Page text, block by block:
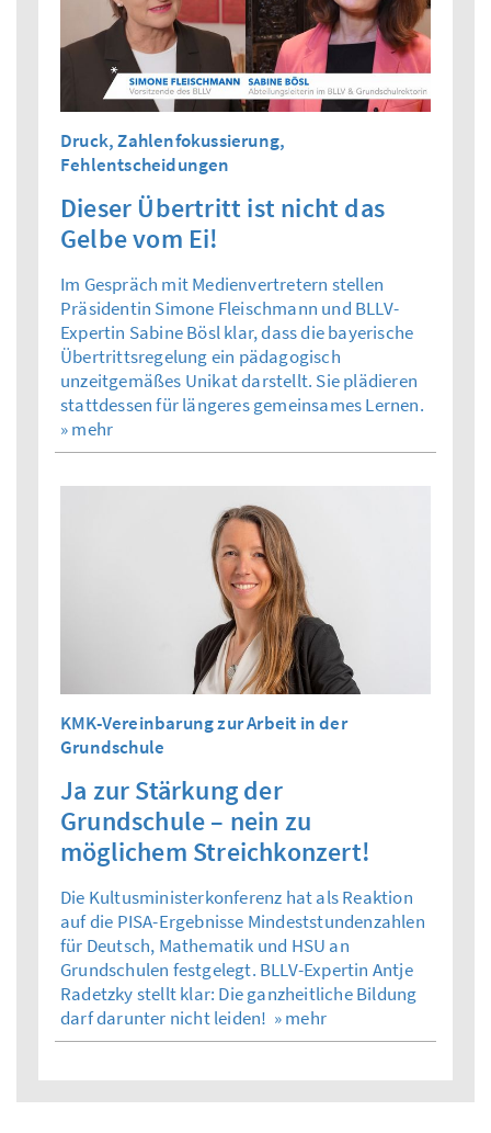
Druck, Zahlenfokussierung,
Fehlentscheidungen
Dieser Übertritt ist nicht das
Gelbe vom Ei!
Im Gespräch mit Medienvertretern stellen
Präsidentin Simone Fleischmann und BLLV-
Expertin Sabine Bösl klar, dass die bayerische
Übertrittsregelung ein pädagogisch
unzeitgemäßes Unikat darstellt. Sie plädieren
stattdessen für längeres gemeinsames Lernen.
» mehr
KMK-Vereinbarung zur Arbeit in der
Grundschule
Ja zur Stärkung der
Grundschule – nein zu
möglichem Streichkonzert!
Die Kultusministerkonferenz hat als Reaktion
auf die PISA-Ergebnisse Mindeststundenzahlen
für Deutsch, Mathematik und HSU an
Grundschulen festgelegt. BLLV-Expertin Antje
Radetzky stellt klar: Die ganzheitliche Bildung
darf darunter nicht leiden! » mehr